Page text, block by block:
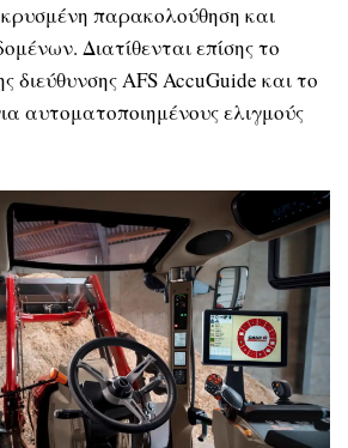
παρακολούθηση και
Διατίθενται επίσης το
διεύθυνσης AFS AccuGuide και το
αυτοματοποιημένους ελιγμούς